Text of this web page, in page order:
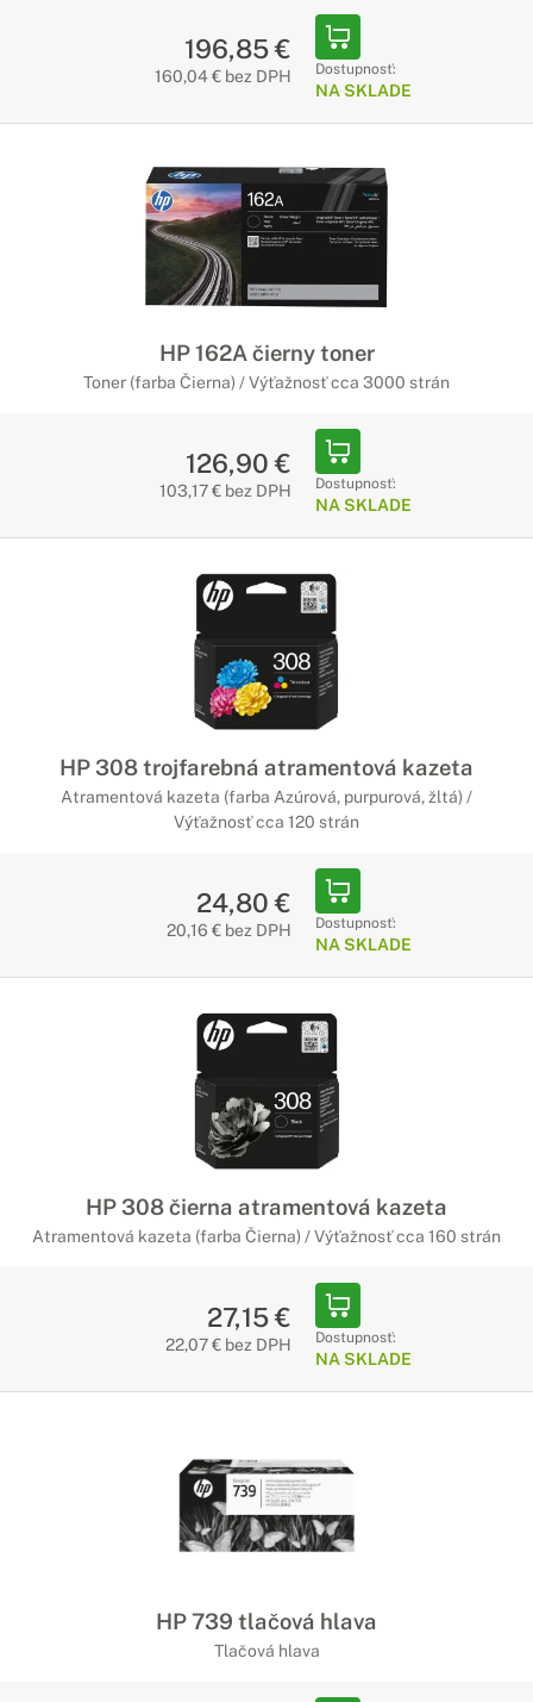
196,85 €
160,04 € bez DPH Dostupnosť:
NA SKLADE
HP 162A čierny toner
Toner (farba Čierna) / Výťažnosť cca 3000 strán
126,90 €
103,17 € bez DPH Dostupnosť:
NA SKLADE
HP 308 trojfarebná atramentová kazeta
Atramentová kazeta (farba Azúrová, purpurová, žltá) /
Výťažnosť cca 120 strán
24,80 €
20,16 € bez DPH Dostupnosť:
NA SKLADE
HP 308 čierna atramentová kazeta
Atramentová kazeta (farba Čierna) / Výťažnosť cca 160 strán
27,15 €
22,07 € bez DPH Dostupnosť:
NA SKLADE
HP 739 tlačová hlava
Tlačová hlava